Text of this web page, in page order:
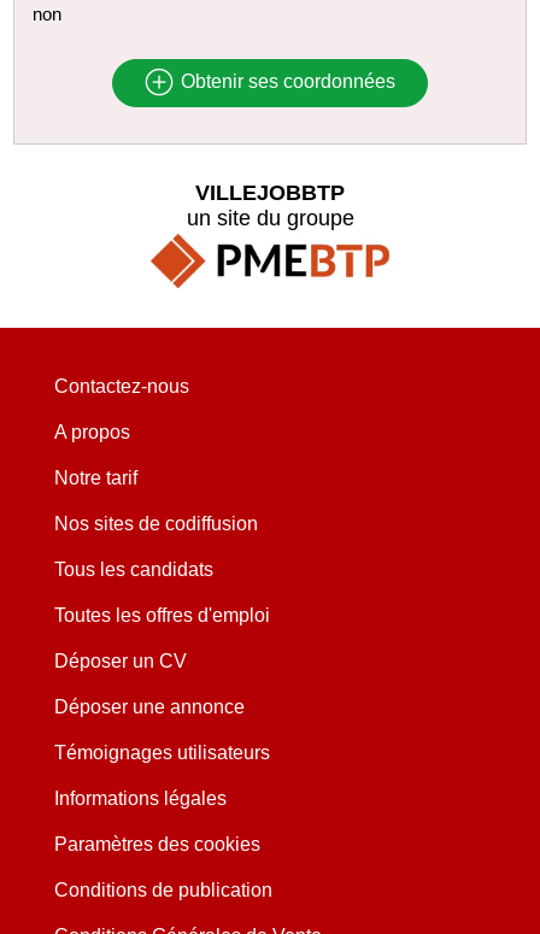
non
Obtenir ses coordonnées
VILLEJOBBTP
un site du groupe
Contactez-nous
A propos
Notre tarif
Nos sites de codiffusion
Tous les candidats
Toutes les offres d'emploi
Déposer un CV
Déposer une annonce
Témoignages utilisateurs
Informations légales
Paramètres des cookies
Conditions de publication